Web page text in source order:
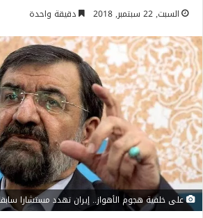
السبت, 22 سبتمبر, 2018 دقيقة واحدة
على خلفية هجوم الأهواز.. إيران تهدد مستشارا